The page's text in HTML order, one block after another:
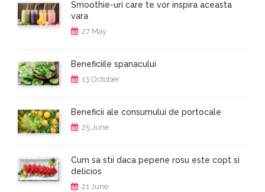
Smoothie-uri care te vor inspira aceasta
vara
27 May
Beneficiile spanacului
13 October
Beneficii ale consumului de portocale
25 June
Cum sa stii daca pepene rosu este copt si
delicios
21 June